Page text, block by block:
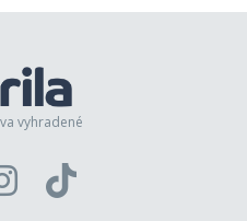
vyhradené